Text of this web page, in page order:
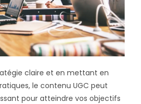
claire et en mettant en
le contenu UGC peut
pour atteindre vos objectifs